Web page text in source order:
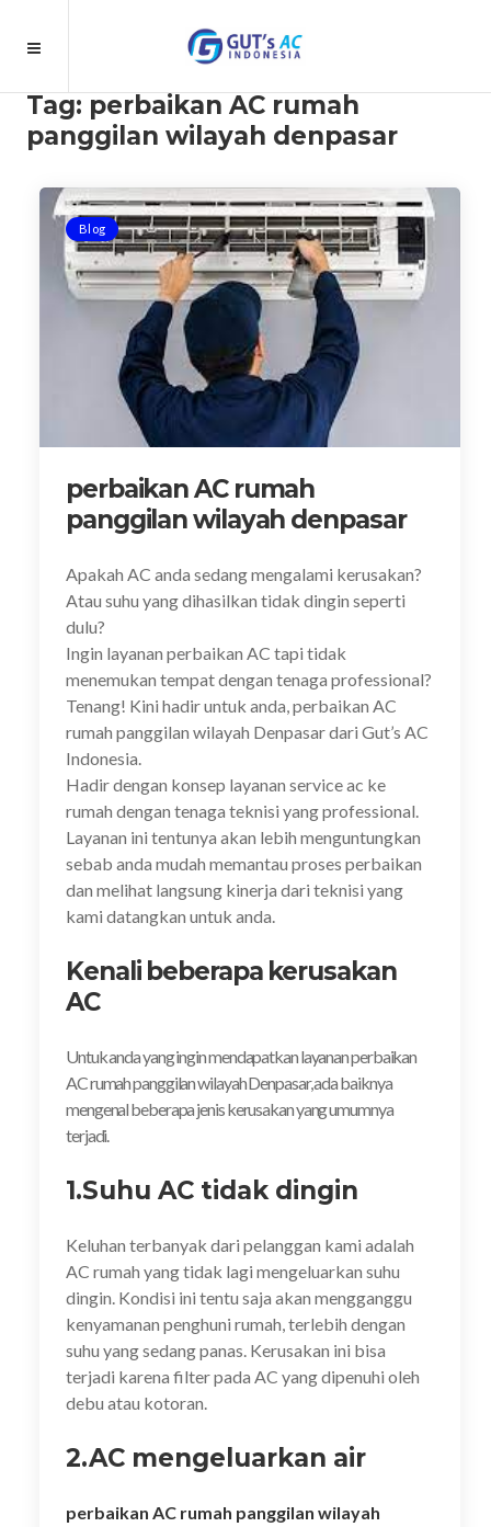
Tag: perbaikan AC rumah
panggilan wilayah denpasar
Blog
perbaikan AC rumah
panggilan wilayah denpasar
Apakah AC anda sedang mengalami kerusakan?
Atau suhu yang dihasilkan tidak dingin seperti
dulu?
Ingin layanan perbaikan AC tapi tidak
menemukan tempat dengan tenaga professional?
Tenang! Kini hadir untuk anda, perbaikan AC
rumah panggilan wilayah Denpasar dari Gut’s AC
Indonesia.
Hadir dengan konsep layanan service ac ke
rumah dengan tenaga teknisi yang professional.
Layanan ini tentunya akan lebih menguntungkan
sebab anda mudah memantau proses perbaikan
dan melihat langsung kinerja dari teknisi yang
kami datangkan untuk anda.
Kenali beberapa kerusakan
AC
Untuk anda yang ingin mendapatkan layanan perbaikan
AC rumah panggilan wilayah Denpasar, ada baiknya
mengenal beberapa jenis kerusakan yang umumnya
terjadi.
1.Suhu AC tidak dingin
Keluhan terbanyak dari pelanggan kami adalah
AC rumah yang tidak lagi mengeluarkan suhu
dingin. Kondisi ini tentu saja akan mengganggu
kenyamanan penghuni rumah, terlebih dengan
suhu yang sedang panas. Kerusakan ini bisa
terjadi karena filter pada AC yang dipenuhi oleh
debu atau kotoran.
2.AC mengeluarkan air
perbaikan AC rumah panggilan wilayah